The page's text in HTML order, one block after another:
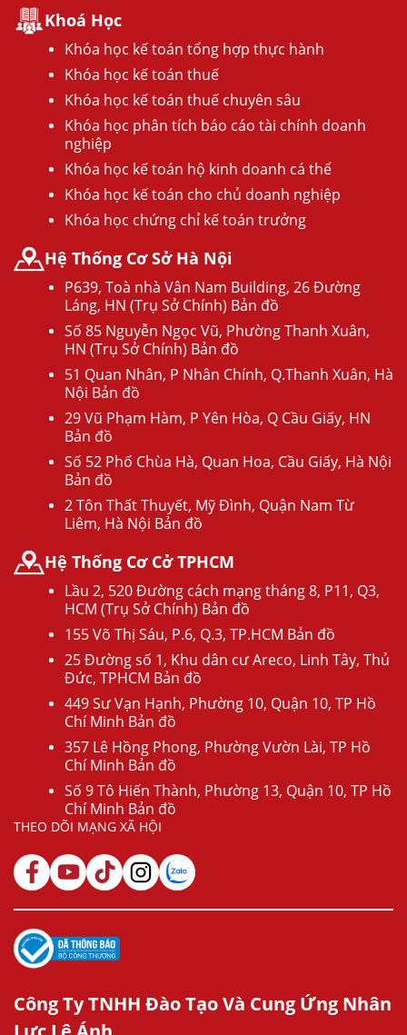
Khoá Học
Khóa học kế toán tổng hợp thực hành
Khóa học kế toán thuế
Khóa học kế toán thuế chuyên sâu
Khóa học phân tích báo cáo tài chính doanh
nghiệp
Khóa học kế toán hộ kinh doanh cá thể
Khóa học kế toán cho chủ doanh nghiệp
Khóa học chứng chỉ kế toán trưởng
Hệ Thống Cơ Sở Hà Nội
P639, Toà nhà Vân Nam Building, 26 Đường
Láng, HN (Trụ Sở Chính) Bản đồ
Số 85 Nguyễn Ngọc Vũ, Phường Thanh Xuân,
HN (Trụ Sở Chính) Bản đồ
51 Quan Nhân, P Nhân Chính, Q.Thanh Xuân, Hà
Nội Bản đồ
29 Vũ Phạm Hàm, P Yên Hòa, Q Cầu Giấy, HN
Bản đồ
Số 52 Phố Chùa Hà, Quan Hoa, Cầu Giấy, Hà Nội
Bản đồ
2 Tôn Thất Thuyết, Mỹ Đình, Quận Nam Từ
Liêm, Hà Nội Bản đồ
Hệ Thống Cơ Cở TPHCM
Lầu 2, 520 Đường cách mạng tháng 8, P11, Q3,
HCM (Trụ Sở Chính) Bản đồ
155 Võ Thị Sáu, P.6, Q.3, TP.HCM Bản đồ
25 Đường số 1, Khu dân cư Areco, Linh Tây, Thủ
Đức, TPHCM Bản đồ
449 Sư Vạn Hạnh, Phường 10, Quận 10, TP Hồ
Chí Minh Bản đồ
357 Lê Hồng Phong, Phường Vườn Lài, TP Hồ
Chí Minh Bản đồ
Số 9 Tô Hiến Thành, Phường 13, Quận 10, TP Hồ
Chí Minh Bản đồ
THEO DÕI MẠNG XÃ HỘI
Công Ty TNHH Đào Tạo Và Cung Ứng Nhân